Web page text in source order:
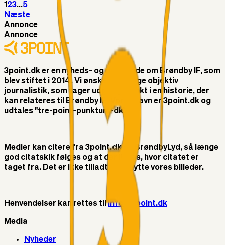
1 23...5
Næste
Annonce
Annonce
3point.dk er en nyheds- og debatside om Brøndby IF, som
blev stiftet i 2014. Vi ønsker at bringe objektiv
journalistik, som tager udgangspunkt i en historie, der
kan relateres til Brøndby IF. Vores navn er 3point.dk og
udtales "tre-point-punktum-dk"
Medier kan citere fra 3point.dk og BrøndbyLyd, så længe
god citatskik følges og at der linkes, hvor citatet er
taget fra. Det er ikke tilladt at benytte vores billeder.
Henvendelser kan rettes tilinfo@3point.dk
Media
Nyheder